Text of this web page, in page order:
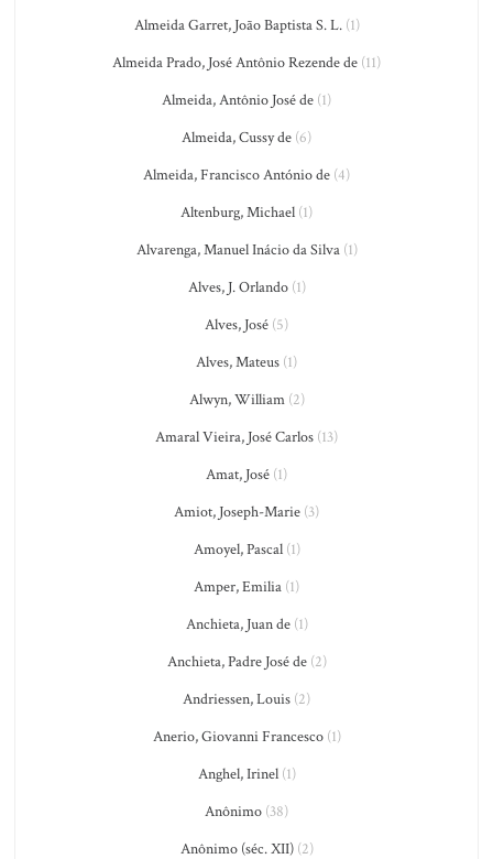
Almeida Garret, João Baptista S. L.(1)
Almeida Prado, José Antônio Rezende de (11)
Almeida, Antônio José de (1)
Almeida, Cussy de (6)
Almeida, Francisco António de (4)
Altenburg, Michael (1)
Alvarenga, Manuel Inácio da Silva(1)
Alves, J. Orlando(1)
Alves, José (5)
Alves, Mateus (1)
Alwyn, William(2)
Amaral Vieira, José Carlos (13)
Amat, José (1)
Amiot, Joseph-Marie (3)
Amoyel, Pascal(1)
Amper, Emilia (1)
Anchieta, Juan de(1)
Anchieta, Padre José de(2)
Andriessen, Louis (2)
Anerio, Giovanni Francesco(1)
Anghel, Irinel(1)
Anônimo (38)
Anônimo (séc. XII)(2)